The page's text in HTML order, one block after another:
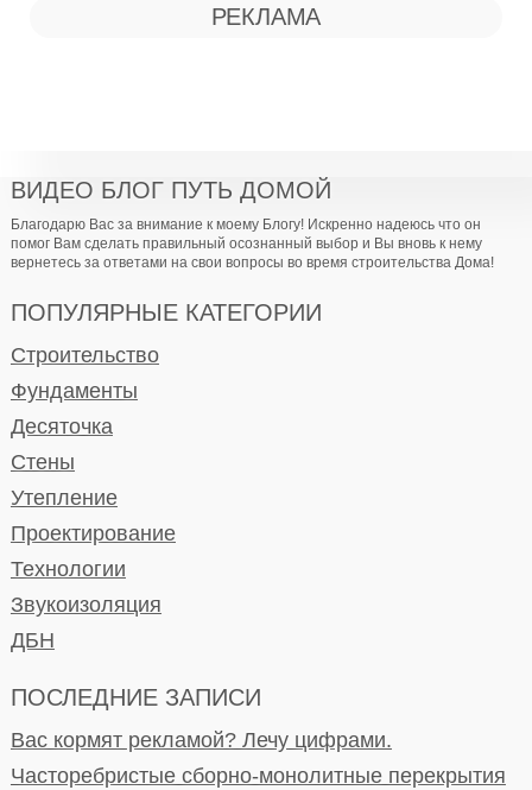
РЕКЛАМА
ВИДЕО БЛОГ ПУТЬ ДОМОЙ
Благодарю Вас за внимание к моему Блогу! Искренно надеюсь что он
помог Вам сделать правильный осознанный выбор и Вы вновь к нему
вернетесь за ответами на свои вопросы во время строительства Дома!
ПОПУЛЯРНЫЕ КАТЕГОРИИ
Строительство
Фундаменты
Десяточка
Стены
Утепление
Проектирование
Технологии
Звукоизоляция
ДБН
ПОСЛЕДНИЕ ЗАПИСИ
Вас кормят рекламой? Лечу цифрами.
Часторебристые сборно-монолитные перекрытия